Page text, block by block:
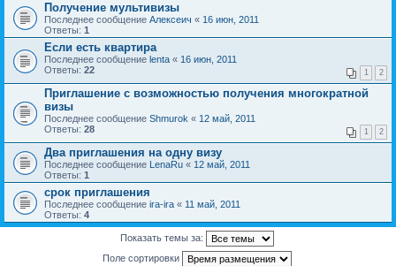
Получение мультивизы
Последнее сообщение Алексеич « 16 июн, 2011
Ответы: 1
Если есть квартира
Последнее сообщение lenta « 16 июн, 2011
Ответы: 22 1 2
Приглашение с возможностью получения многократной
визы
Последнее сообщение Shmurok « 12 май, 2011
Ответы: 28 1 2
Два приглашения на одну визу
Последнее сообщение LenaRu « 12 май, 2011
Ответы: 1
срок приглашения
Последнее сообщение ira-ira « 11 май, 2011
Ответы: 4
Показать темы за:
Поле сортировки